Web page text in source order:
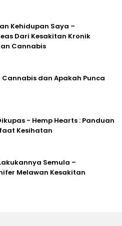
Kehidupan Saya –
Dari Kesakitan Kronik
Cannabis
dan Apakah Punca
- Hemp Hearts : Panduan
Kesihatan
Semula –
Melawan Kesakitan